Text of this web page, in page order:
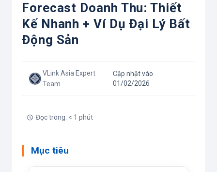
Forecast Doanh Thu: Thiết
Kế Nhanh + Ví Dụ Đại Lý Bất
Động Sản
VLink Asia Expert
Team
Cập nhật vào
01/02/2026
Đọc trong: < 1 phút
Mục tiêu